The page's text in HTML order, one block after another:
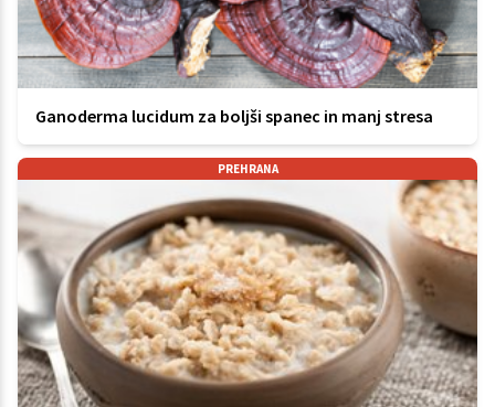
Ganoderma lucidum za boljši spanec in manj stresa
PREHRANA